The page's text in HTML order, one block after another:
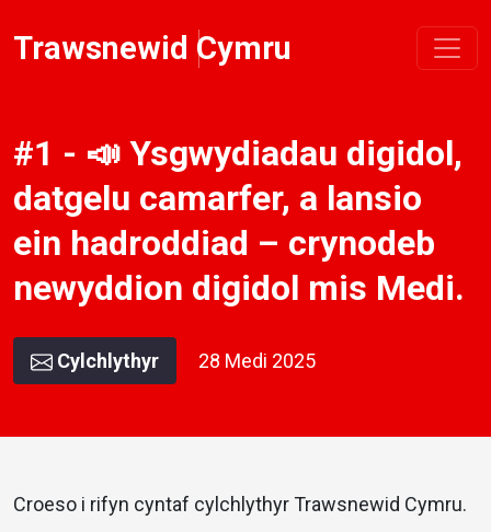
Trawsnewid Cymru
#1 - 📣 Ysgwydiadau digidol,
datgelu camarfer, a lansio
ein hadroddiad – crynodeb
newyddion digidol mis Medi.
Cylchlythyr 28 Medi 2025
Croeso i rifyn cyntaf cylchlythyr Trawsnewid Cymru.